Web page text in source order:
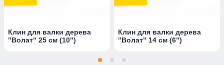
Клин для валки дерева
"Волат" 25 см (10")
Клин для валки дерева
"Волат" 14 см (6")